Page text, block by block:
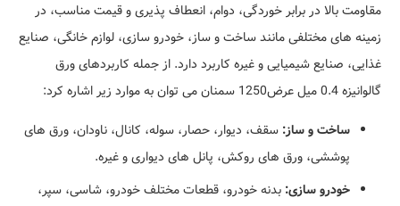
مقاومت بالا در برابر خوردگی، دوام، انعطاف پذیری و قیمت مناسب، در
زمینه های مختلفی مانند ساخت و ساز، خودرو سازی، لوازم خانگی، صنایع
غذایی، صنایع شیمیایی و غیره کاربرد دارد. از جمله کاربردهای ورق
گالوانیزه 0.4 میل عرض1250 سمنان می توان به موارد زیر اشاره کرد:
ساخت و ساز: سقف، دیوار، حصار، سوله، کانال، ناودان، ورق های
پوششی، ورق های روکش، پانل های دیواری و غیره.
خودرو سازی: بدنه خودرو، قطعات مختلف خودرو، شاسی، سپر،